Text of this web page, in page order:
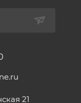
21